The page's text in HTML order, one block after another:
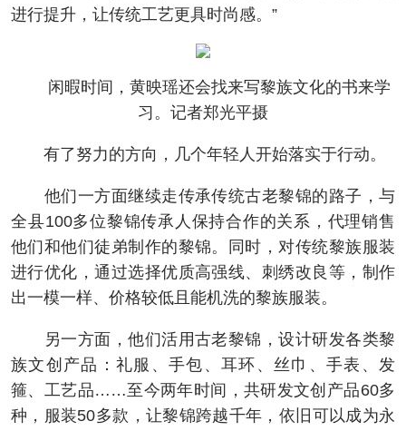
进行提升，让传统工艺更具时尚感。”
闲暇时间，黄映瑶还会找来写黎族文化的书来学
习。记者郑光平摄
有了努力的方向，几个年轻人开始落实于行动。
他们一方面继续走传承传统古老黎锦的路子，与
全县100多位黎锦传承人保持合作的关系，代理销售
他们和他们徒弟制作的黎锦。同时，对传统黎族服装
进行优化，通过选择优质高强线、刺绣改良等，制作
出一模一样、价格较低且能机洗的黎族服装。
另一方面，他们活用古老黎锦，设计研发各类黎
族文创产品：礼服、手包、耳环、丝巾、手表、发
箍、工艺品……至今两年时间，共研发文创产品60多
种，服装50多款，让黎锦跨越千年，依旧可以成为永